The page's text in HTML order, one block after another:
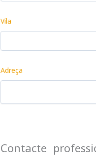
Vila
Adreça
Contacte